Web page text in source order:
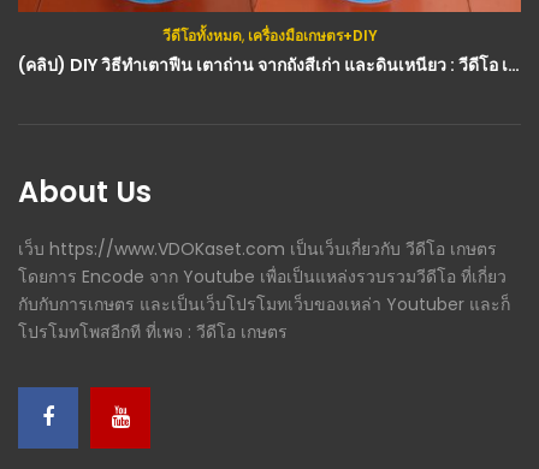
วีดีโอทั้งหมด, เครื่องมือเกษตร+DIY
(คลิป) DIY วิธีทำเตาฟืน เตาถ่าน จากถังสีเก่า และดินเหนียว : วีดีโอ เกษตร
About Us
เว็บ https://www.VDOKaset.com เป็นเว็บเกี่ยวกับ วีดีโอ เกษตร
โดยการ Encode จาก Youtube เพื่อเป็นแหล่งรวบรวมวีดีโอ ที่เกี่ยว
กับกับการเกษตร และเป็นเว็บโปรโมทเว็บของเหล่า Youtuber และก็
โปรโมทโพสอีกที ที่เพจ : วีดีโอ เกษตร